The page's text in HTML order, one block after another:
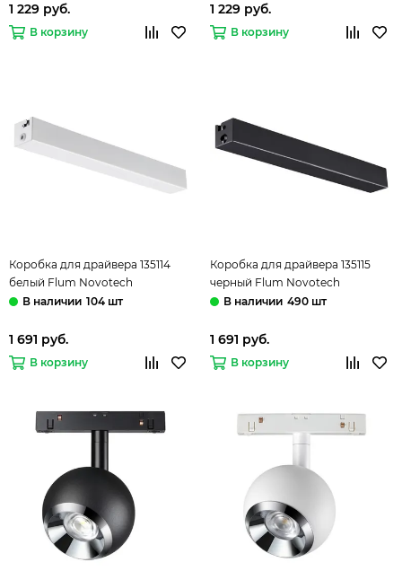
1 229 руб.
В корзину
1 229 руб.
В корзину
Коробка для драйвера 135114
белый Flum Novotech
104 шт
1 691 руб.
В корзину
Коробка для драйвера 135115
черный Flum Novotech
490 шт
1 691 руб.
В корзину